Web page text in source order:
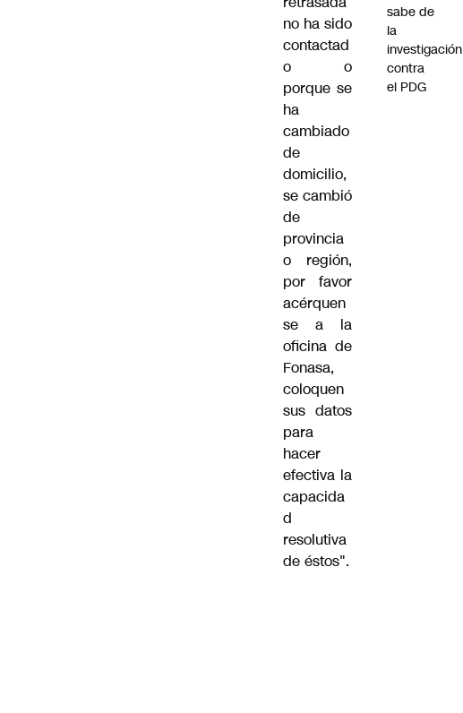
no ha sido
contactad
o o
porque se
ha
cambiado
de
domicilio,
se cambió
de
provincia
o región,
por favor
acérquen
se a la
oficina de
Fonasa,
coloquen
sus datos
para
hacer
efectiva la
capacida
d
resolutiva
de éstos".
sabe de
la
investigación
contra
el PDG